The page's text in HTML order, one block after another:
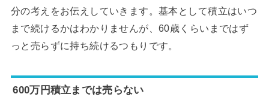
分の考えをお伝えしていきます。基本として積立はいつ
まで続けるかはわかりませんが、60歳くらいまではず
っと売らずに持ち続けるつもりです。
600万円積立までは売らない